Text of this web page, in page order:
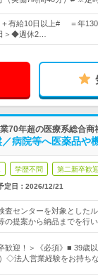
有給10日以上# ＝年130
＞◆週休2…
70年超の医療系総合商
病院等へ医薬品や
学歴不問 第二新卒歓迎
定日： 2026/12/21
査センターを対象とした
の提案から納品までを行い
歓迎！＞《必須》■ 39歳
◇法人営業経験をお持ち